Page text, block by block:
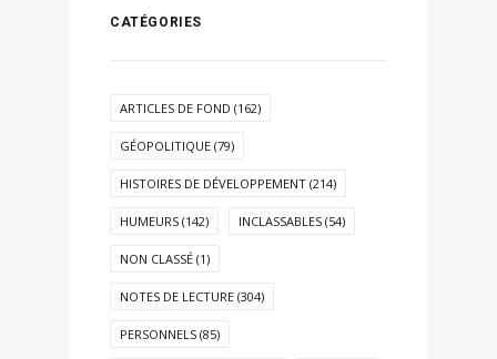
CATÉGORIES
ARTICLES DE FOND (162)
GÉOPOLITIQUE (79)
HISTOIRES DE DÉVELOPPEMENT (214)
HUMEURS (142) INCLASSABLES (54)
NON CLASSÉ (1)
NOTES DE LECTURE (304)
PERSONNELS (85)